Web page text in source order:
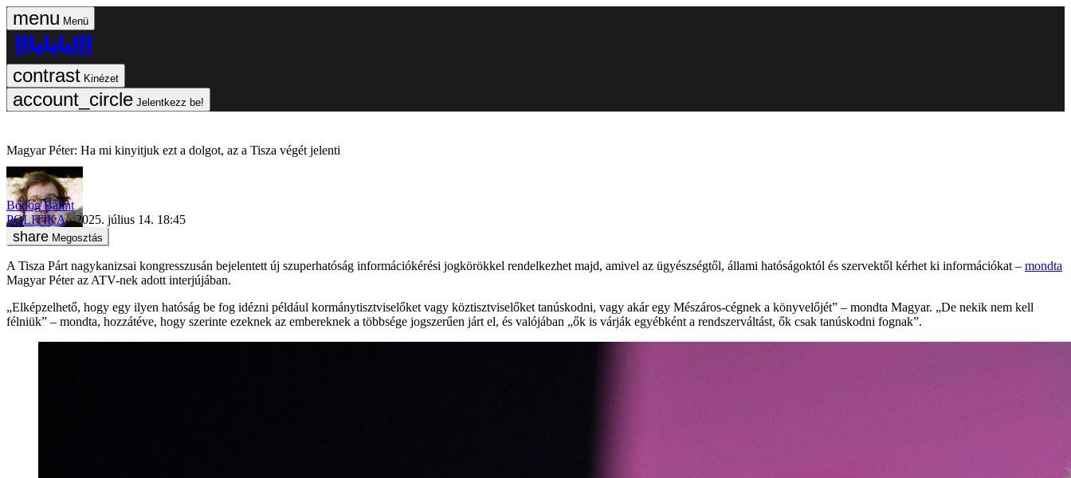
Menü
Kinézet
Jelentkezz be!
Magyar Péter: Ha mi kinyitjuk ezt a dolgot, az a Tisza végét jelenti
Bódog Bálint
POLITIKA
2025. július 14. 18:45
Megosztás
A Tisza Párt nagykanizsai kongresszusán bejelentett új szuperhatóság információkérési jogkörökkel rendelkezhet majd, amivel az ügyészségtől, állami hatóságoktól és szervektől kérhet ki információkat – mondta
Magyar Péter az ATV-nek adott interjújában.
„Elképzelhető, hogy egy ilyen hatóság be fog idézni például kormánytisztviselőket vagy köztisztviselőket tanúskodni, vagy akár egy Mészáros-cégnek a könyvelőjét” – mondta Magyar. „De nekik nem kell
félniük” – mondta, hozzátéve, hogy szerinte ezeknek az embereknek a többsége jogszerűen járt el, és valójában „ők is várják egyébként a rendszerváltást, ők csak tanúskodni fognak”.